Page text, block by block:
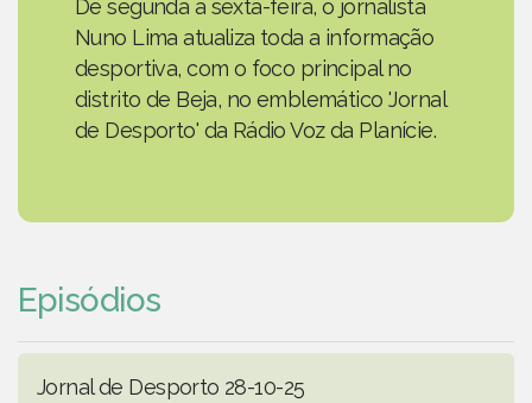
De segunda a sexta-feira, o jornalista
Nuno Lima atualiza toda a informação
desportiva, com o foco principal no
distrito de Beja, no emblemático 'Jornal
de Desporto' da Rádio Voz da Planície.
Episódios
Jornal de Desporto 28-10-25